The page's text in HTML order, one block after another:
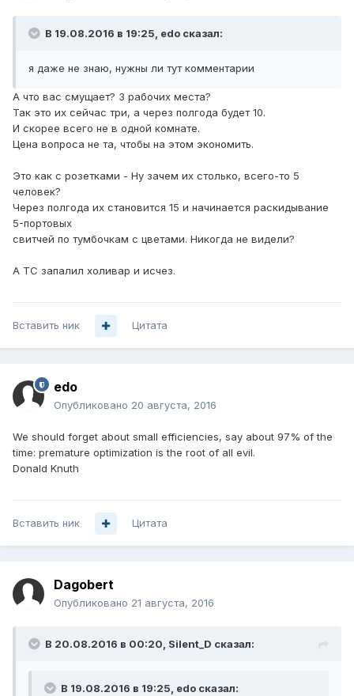
В 19.08.2016 в 19:25, edo сказал:
я даже не знаю, нужны ли тут комментарии
А что вас смущает? 3 рабочих места?
Так это их сейчас три, а через полгода будет 10.
И скорее всего не в одной комнате.
Цена вопроса не та, чтобы на этом экономить.
Это как с розетками - Ну зачем их столько, всего-то 5
человек?
Через полгода их становится 15 и начинается раскидывание
5-портовых
свитчей по тумбочкам с цветами. Никогда не видели?
А ТС запалил холивар и исчез.
Вставить ник Цитата
edo
Опубликовано 20 августа, 2016
We should forget about small efficiencies, say about 97% of the
time: premature optimization is the root of all evil.
Donald Knuth
Вставить ник Цитата
Dagobert
Опубликовано 21 августа, 2016
В 20.08.2016 в 00:20, Silent_D сказал:
В 19.08.2016 в 19:25, edo сказал: